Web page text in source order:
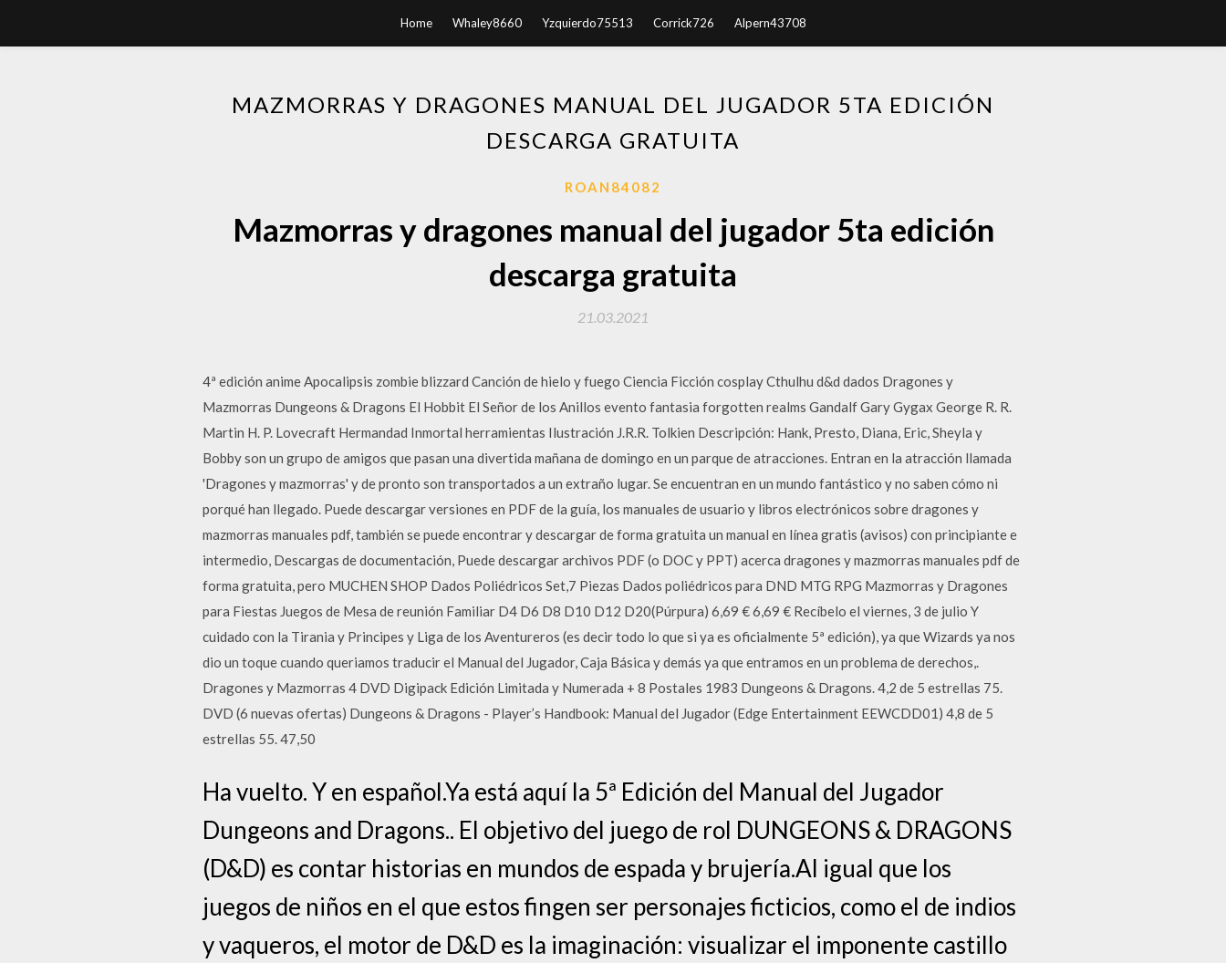
Home Whaley8660 Yzquierdo75513 Corrick726 Alpern43708
MAZMORRAS Y DRAGONES MANUAL DEL JUGADOR 5TA EDICIÓN
DESCARGA GRATUITA
ROAN84082
Mazmorras y dragones manual del jugador 5ta edición
descarga gratuita
21.03.2021
4ª edición anime Apocalipsis zombie blizzard Canción de hielo y fuego Ciencia Ficción cosplay Cthulhu d&d dados Dragones y
Mazmorras Dungeons & Dragons El Hobbit El Señor de los Anillos evento fantasia forgotten realms Gandalf Gary Gygax George R. R.
Martin H. P. Lovecraft Hermandad Inmortal herramientas Ilustración J.R.R. Tolkien Descripción: Hank, Presto, Diana, Eric, Sheyla y
Bobby son un grupo de amigos que pasan una divertida mañana de domingo en un parque de atracciones. Entran en la atracción llamada
'Dragones y mazmorras' y de pronto son transportados a un extraño lugar. Se encuentran en un mundo fantástico y no saben cómo ni
porqué han llegado. Puede descargar versiones en PDF de la guía, los manuales de usuario y libros electrónicos sobre dragones y
mazmorras manuales pdf, también se puede encontrar y descargar de forma gratuita un manual en línea gratis (avisos) con principiante e
intermedio, Descargas de documentación, Puede descargar archivos PDF (o DOC y PPT) acerca dragones y mazmorras manuales pdf de
forma gratuita, pero MUCHEN SHOP Dados Poliédricos Set,7 Piezas Dados poliédricos para DND MTG RPG Mazmorras y Dragones
para Fiestas Juegos de Mesa de reunión Familiar D4 D6 D8 D10 D12 D20(Púrpura) 6,69 € 6,69 € Recíbelo el viernes, 3 de julio Y
cuidado con la Tirania y Principes y Liga de los Aventureros (es decir todo lo que si ya es oficialmente 5ª edición), ya que Wizards ya nos
dio un toque cuando queriamos traducir el Manual del Jugador, Caja Básica y demás ya que entramos en un problema de derechos,.
Dragones y Mazmorras 4 DVD Digipack Edición Limitada y Numerada + 8 Postales 1983 Dungeons & Dragons. 4,2 de 5 estrellas 75.
DVD (6 nuevas ofertas) Dungeons & Dragons - Player’s Handbook: Manual del Jugador (Edge Entertainment EEWCDD01) 4,8 de 5
estrellas 55. 47,50
Ha vuelto. Y en español.Ya está aquí la 5ª Edición del Manual del Jugador
Dungeons and Dragons.. El objetivo del juego de rol DUNGEONS & DRAGONS
(D&D) es contar historias en mundos de espada y brujería.Al igual que los
juegos de niños en el que estos fingen ser personajes ficticios, como el de indios
y vaqueros, el motor de D&D es la imaginación: visualizar el imponente castillo